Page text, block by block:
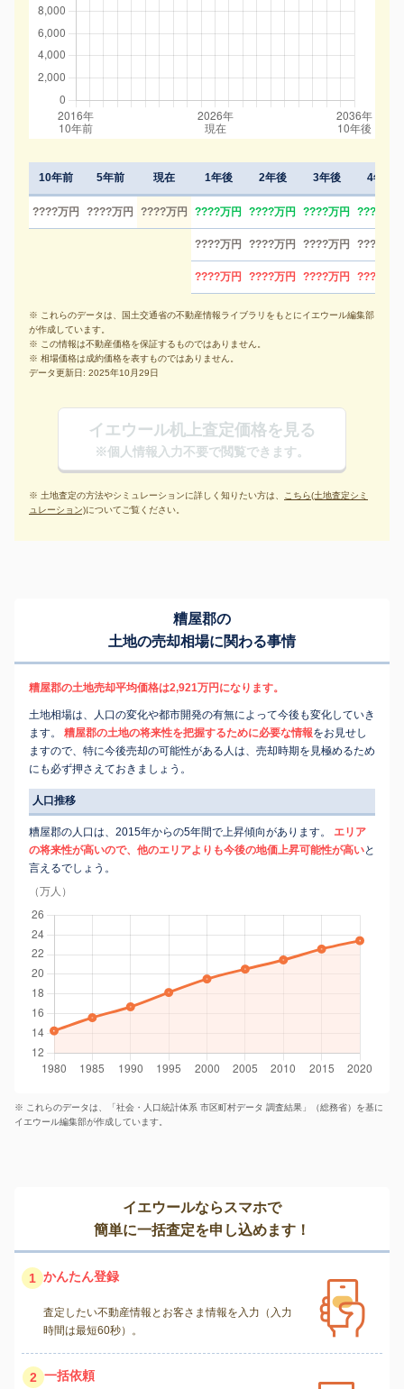
10年前 5年前 現在
????万円 ????万円 ????万円
1年後 2年後 3年後 4年後
????万円 ????万円 ????万円 ????万円
????万円 ????万円 ????万円 ????万円
????万円 ????万円 ????万円 ????万円
※ これらのデータは、国土交通省の不動産情報ライブラリをもとにイエウール編集部
が作成しています。
※ この情報は不動産価格を保証するものではありません。
※ 相場価格は成約価格を表すものではありません。
データ更新日: 2025年10月29日
イエウール机上査定価格を見る
※個人情報入力不要で閲覧できます。
※ 土地査定の方法やシミュレーションに詳しく知りたい方は、 こちら(土地査定シミ
ュレーション)についてご覧ください。
糟屋郡の
土地の売却相場に関わる事情
糟屋郡の土地売却平均価格は2,921万円になります。
土地相場は、人口の変化や都市開発の有無によって今後も変化していき
ます。
糟屋郡の土地の将来性を把握するために必要な情報をお見せし
ますので、特に今後売却の可能性がある人は、売却時期を見極めるため
にも必ず押さえておきましょう。
人口推移
糟屋郡の人口は、2015年からの5年間で上昇傾向があります。
エリア
の将来性が高いので、他のエリアよりも今後の地価上昇可能性が高いと
言えるでしょう。
（万人）
※ これらのデータは、「社会・人口統計体系 市区町村データ 調査結果」（総務省）を基に
イエウール編集部が作成しています。
イエウールならスマホで
簡単に一括査定を申し込めます！
1 かんたん登録
査定したい不動産情報とお客さま情報を入力（入力
時間は最短60秒）。
2 一括依頼